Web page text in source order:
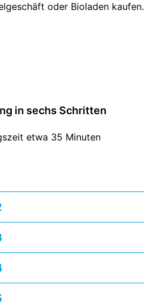
oder Bioladen kaufen.
in sechs Schritten
etwa 35 Minuten